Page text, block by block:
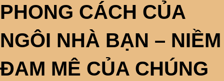
PHONG CÁCH CỦA
NGÔI NHÀ BẠN – NIỀM
ĐAM MÊ CỦA CHÚNG